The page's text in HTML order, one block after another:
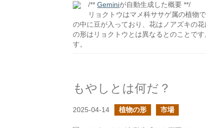
/** Geminiが自動生成した概要 **/
リョクトウはマメ科ササゲ属の植物
の中に豆が入っており、花はノアズキの
の形はリョクトウとは異なるとのことで
す。
もやしとは何だ？
2025-04-14 植物の形 市場